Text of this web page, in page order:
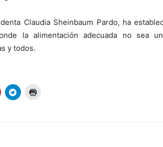
Claudia Sheinbaum Pardo, ha
la alimentación adecuada no sea
y todos.